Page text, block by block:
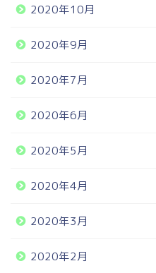
2020年10月
2020年9月
2020年7月
2020年6月
2020年5月
2020年4月
2020年3月
2020年2月